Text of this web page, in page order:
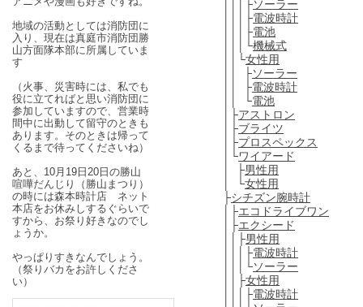
地域の活動としては消防団に
入り、現在は真庭市消防団勝
山方面隊本部に所属していま
す
（火事、災害時には、私でも
役に立てればと思い消防団に
参加していますので、営業時
間中に出動して留守のときも
あります。そのときは帰って
くるまで待ってくださいね）
あと、10月19日20日の勝山
喧嘩だんじり（勝山まつり）
の時には森本時計店 ネット
本店をお休みしするぐらいで
すから、お祭り好きなのでし
ょうか。
やっぱりすきなんでしょう。
（祭りバカをお許しくださ
い）
│││├ソーラー
│││├電波時計
│││├電池
│││└機械式
││└女性用
││ ├ソーラー
││ ├電波時計
││ └電池
│├アストロン
│├ブライツ
│├プロスペックス
│└ワイアード
│ ├男性用
│ └女性用
├シチズン腕時計
│├エコドライブワン
│├エクシード
││├男性用
│││├電波時計
│││└ソーラー
││├女性用
│││├電波時計